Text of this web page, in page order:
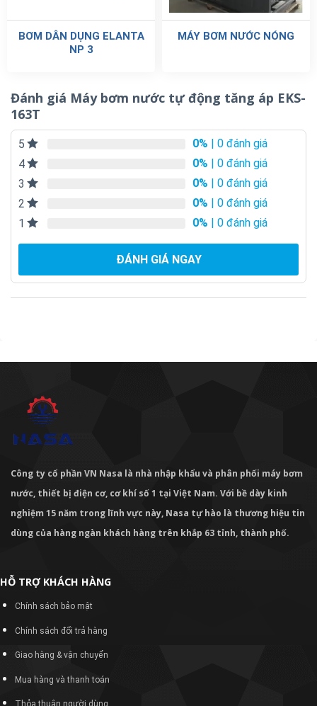
BƠM DÂN DỤNG ELANTA
NP 3
MÁY BƠM NƯỚC NÓNG
Đánh giá Máy bơm nước tự động tăng áp EKS-
163T
5 0% | 0 đánh giá
4
0% | 0 đánh giá
3
0% | 0 đánh giá
2
0% | 0 đánh giá
1
0% | 0 đánh giá
ĐÁNH GIÁ NGAY
Công ty cổ phần VN Nasa là nhà nhập khẩu và phân phối máy bơm
nước, thiết bị điện cơ, cơ khí số 1 tại Việt Nam. Với bề dày kinh
nghiệm 15 năm trong lĩnh vực này, Nasa tự hào là thương hiệu tin
dùng của hàng ngàn khách hàng trên khắp 63 tỉnh, thành phố.
HỖ TRỢ KHÁCH HÀNG
Chính sách bảo mật
Chính sách đổi trả hàng
Giao hàng & vận chuyển
Mua hàng và thanh toán